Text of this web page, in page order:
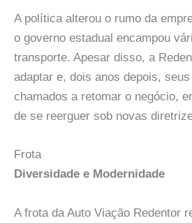
A política alterou o rumo da
o governo estadual encampou
transporte. Apesar disso, a
adaptar e, dois anos depois,
chamados a retomar o negócio,
de se reerguer sob novas
Frota
Diversidade e Modernidade
A frota da Auto Viação Redentor